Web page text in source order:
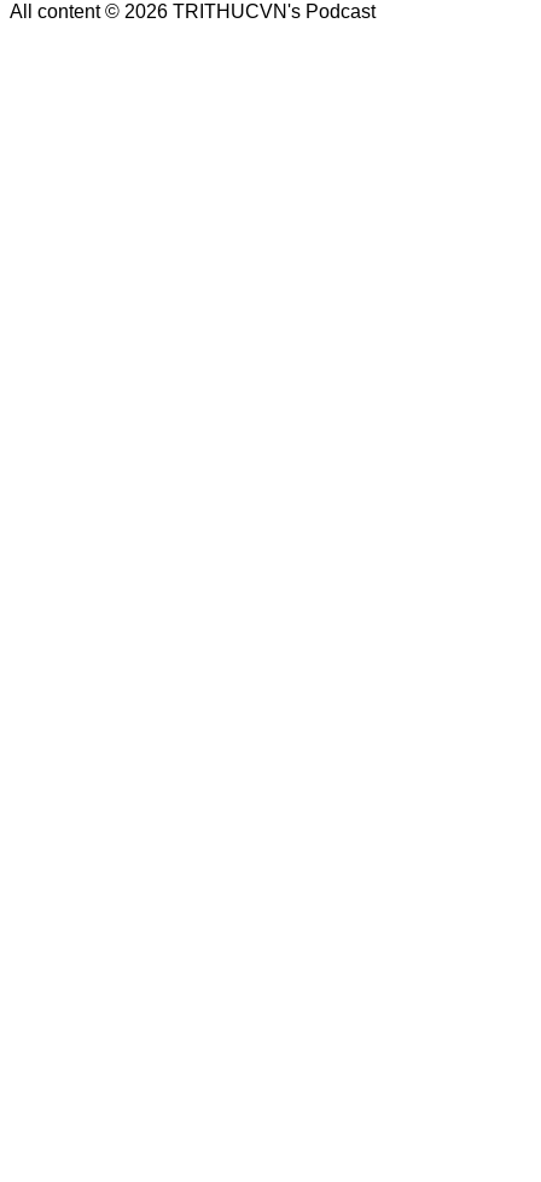
All content © 2026 TRITHUCVN's Podcast